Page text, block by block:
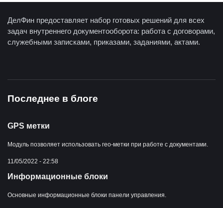
ДелФин предоставляет набор готовых решений для всех
задач внутреннего документооборота: работа с договорами,
служебными записками, приказами, заданиями, актами.
Последнее в блоге
GPS метки
Модуль позволяет использовать гео-метки при работе с документами.
11/05/2022 - 22:58
Информационные блоки
Основные информационные блоки панели управления.